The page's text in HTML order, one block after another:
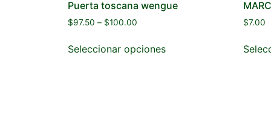
Puerta toscana wengue
$97.50 – $100.00
Seleccionar opciones
$7.00